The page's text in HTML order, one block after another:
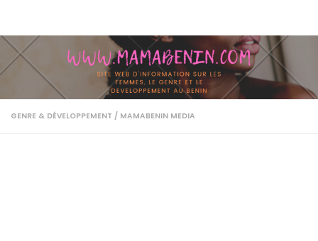
GENRE & DÉVELOPPEMENT / MAMABENIN MEDIA